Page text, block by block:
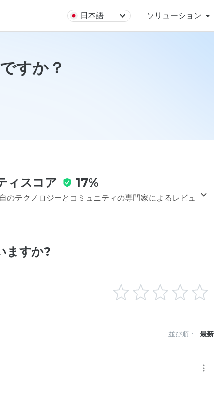
日本語 ソリューション
すか？
ィスコア 17%
のテクノロジーとコミュニティの専門家によるレビュ
ますか?
並び順： 最新